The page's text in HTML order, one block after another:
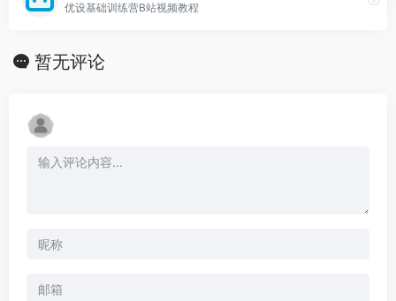
优设基础训练营B站视频教程
暂无评论